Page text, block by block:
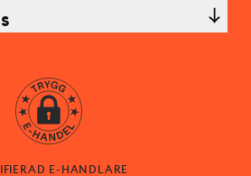
E-HANDLARE